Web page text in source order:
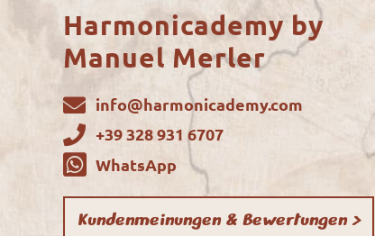
Harmonicademy by
Manuel Merler
info@harmonicademy.com
+39 328 931 6707
WhatsApp
Kundenmeinungen & Bewertungen >